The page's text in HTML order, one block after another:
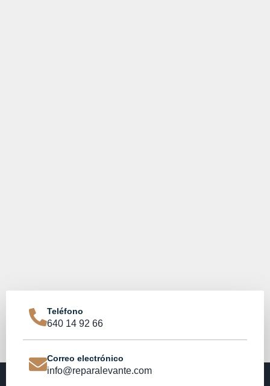
Teléfono
640 14 92 66
Correo electrónico
info@reparalevante.com